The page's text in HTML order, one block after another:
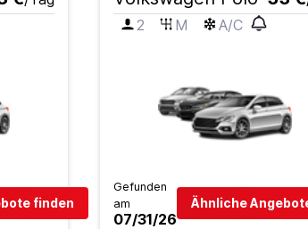
finden
2
M A/C
Gefunden
am
07/31/26
Ähnliche